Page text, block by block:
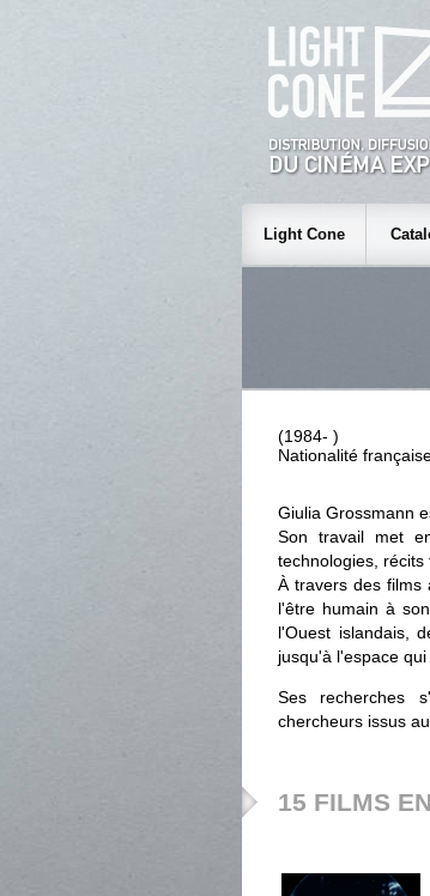
Light Cone
(1984- )
Nationalité
Giulia Grossmann
Son travail met
technologies, récits
À travers des films
l'être humain à
l'Ouest islandais,
jusqu'à l'espace
Ses recherches
chercheurs issus
15 FILMS